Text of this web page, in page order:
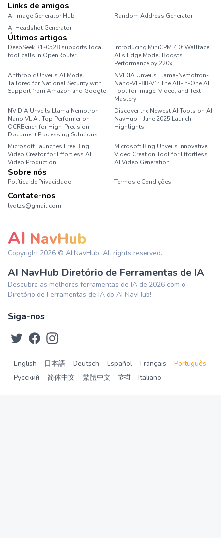
Links de amigos
AI Image Generator Hub
Random Address Generator
AI Headshot Generator
Últimos artigos
DeepSeek R1-0528 supports local
tool calls in OpenRouter.
Introducing MiniCPM 4.0: Wallface
AI's Edge Model Boosts
Performance by 220x
Anthropic Unveils AI Model
Tailored for National Security with
Support from Amazon and Google
NVIDIA Unveils Llama-Nemotron-
Nano-VL-8B-V1: The All-in-One AI
Tool for Image, Video, and Text
Mastery
NVIDIA Unveils Llama Nemotron
Nano VL AI: Top Performer on
OCRBench for High-Precision
Document Processing Solutions
Discover the Newest AI Tools on AI
NavHub – June 2025 Launch
Highlights
Microsoft Launches Free Bing
Video Creator for Effortless AI
Video Production
Microsoft Bing Unveils Innovative
Video Creation Tool for Effortless
AI Video Generation
Sobre nós
Política de Privacidade Termos e Condições
Contate-nos
lyqtzs@gmail.com
AI NavHub
Copyright 2026 © AI NavHub. All rights reserved.
AI NavHub Diretório de Ferramentas de IA
Descubra as melhores ferramentas de IA de 2026 com o
Diretório de Ferramentas de IA do AI NavHub!
Siga-nos
English 日本語 Deutsch Español Français
Português
Русский
简体中文 繁體中文 हिन्दी Italiano